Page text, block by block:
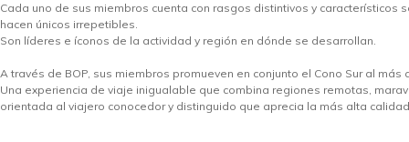
Cada uno de sus miembros cuenta con rasgos distintivos y característicos
hacen únicos irrepetibles.
Son líderes e íconos de la actividad y región en dónde se desarrollan.
A través de BOP, sus miembros promueven en conjunto el Cono Sur al más
Una experiencia de viaje inigualable que combina regiones remotas,
orientada al viajero conocedor y distinguido que aprecia la más alta